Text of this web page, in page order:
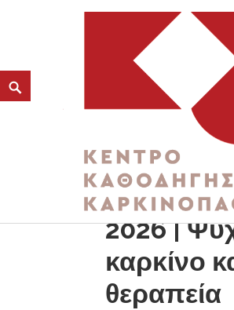
K3
ΚΕΝΤΡΟ ΚΑΘΟΔΗΓΗΣΗΣ
2026 |
καρκίνο
θεραπεία